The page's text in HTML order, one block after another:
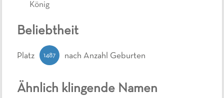
König
Ähnlich klingende Namen
Beliebtheit
Platz 1487 nach Anzahl Geburten